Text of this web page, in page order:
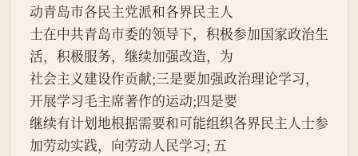
动青岛市各民主党派和各界民主人
士在中共青岛市委的领导下，积极参加国家政治生
活，积极服务，继续加强改造，为
社会主义建设作贡献;三是要加强政治理论学习，
开展学习毛主席著作的运动;四是要
继续有计划地根据需要和可能组织各界民主人士参
加劳动实践，向劳动人民学习; 五